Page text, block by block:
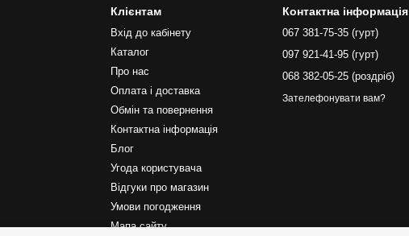
Клієнтам
Вхід до кабінету
Каталог
Про нас
Оплата і доставка
Обмін та повернення
Контактна інформація
Блог
Угода користувача
Відгуки про магазин
Умови погодження
Мапа сайту
Контактна інформація
067 381-75-35 (гурт)
097 921-41-95 (гурт)
068 382-05-25 (роздріб)
Зателефонувати вам?